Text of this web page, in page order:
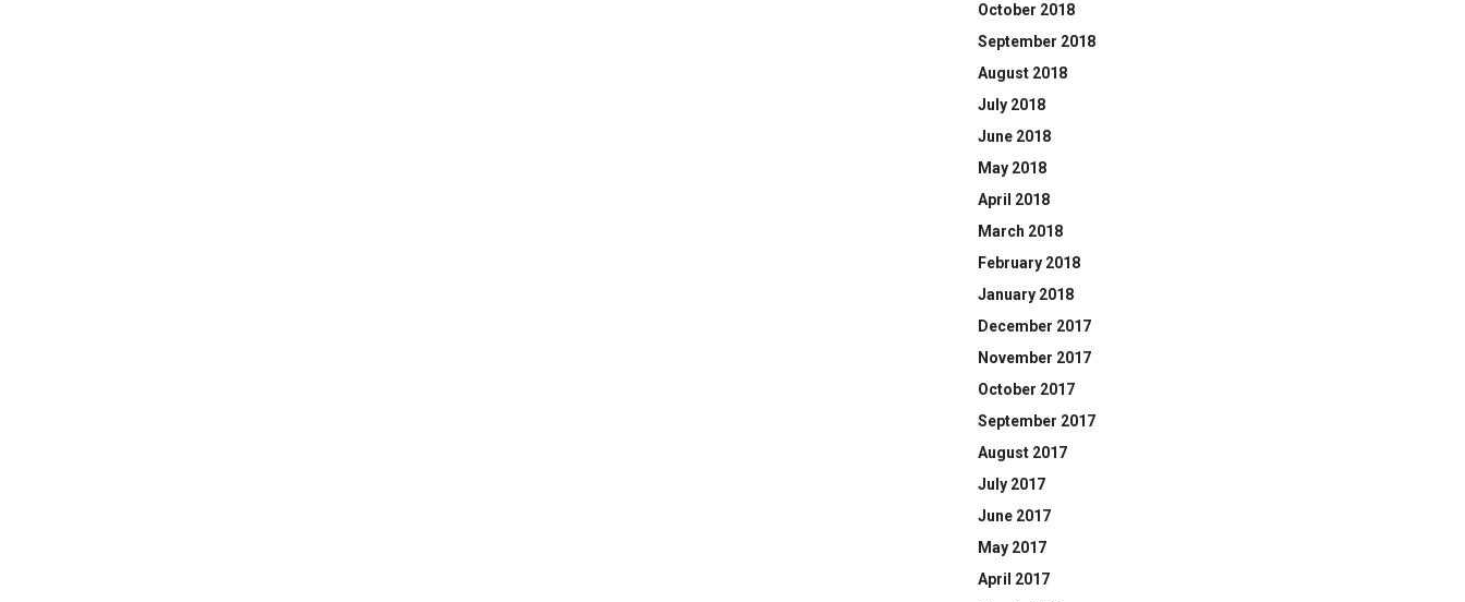
October 2018
September 2018
August 2018
July 2018
June 2018
May 2018
April 2018
March 2018
February 2018
January 2018
December 2017
November 2017
October 2017
September 2017
August 2017
July 2017
June 2017
May 2017
April 2017